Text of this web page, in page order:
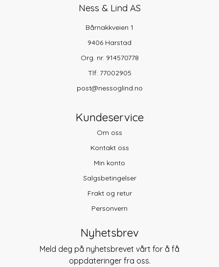
Ness & Lind AS
Bårnakkveien 1
9406 Harstad
Org. nr. 914570778
Tlf: 77002905
post@nessoglind.no
Kundeservice
Om oss
Kontakt oss
Min konto
Salgsbetingelser
Frakt og retur
Personvern
Nyhetsbrev
Meld deg på nyhetsbrevet vårt for å få
oppdateringer fra oss.